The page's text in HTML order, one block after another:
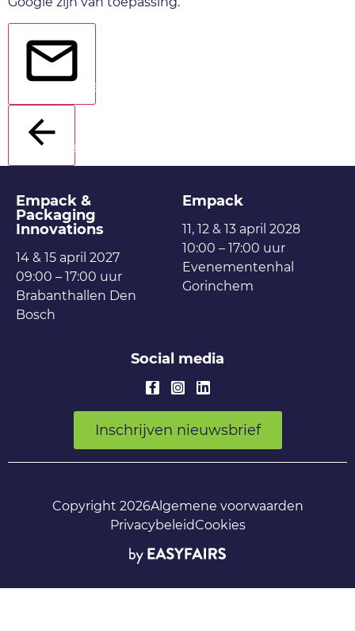
Verstuur
Terug
Empack &
Packaging
Innovations
14 & 15 april 2027
09:00 – 17:00 uur
Brabanthallen Den
Bosch
Empack
11, 12 & 13 april 2028
10:00 – 17:00 uur
Evenementenhal
Gorinchem
Social media
Inschrijven nieuwsbrief
Copyright 2026Algemene voorwaarden
PrivacybeleidCookies